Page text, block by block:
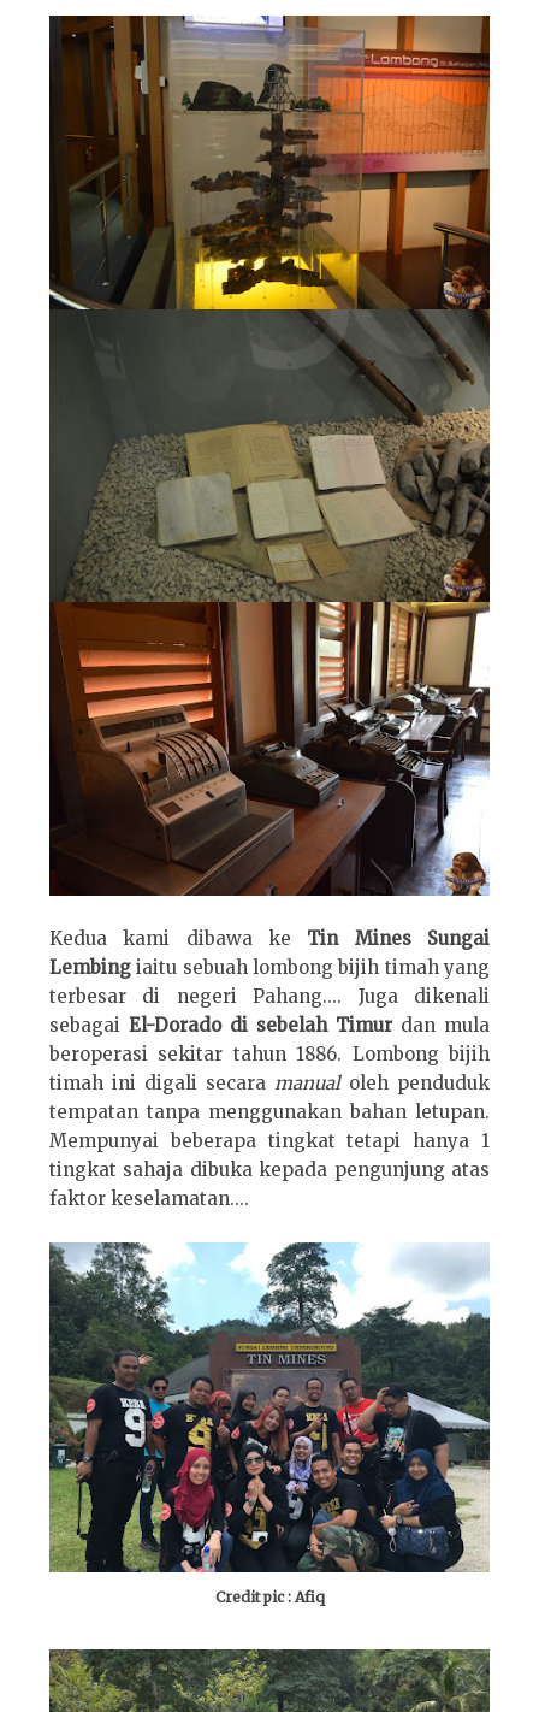
Kedua kami dibawa ke Tin Mines Sungai
Lembing iaitu sebuah lombong bijih timah yang
terbesar di negeri Pahang.... Juga dikenali
sebagai El-Dorado di sebelah Timurdan mula
beroperasi sekitar tahun 1886. Lombong bijih
timah ini digali secara manualoleh penduduk
tempatan tanpa menggunakan bahan letupan.
Mempunyai beberapa tingkat tetapi hanya 1
tingkat sahaja dibuka kepada pengunjung atas
faktor keselamatan....
Credit pic : Afiq